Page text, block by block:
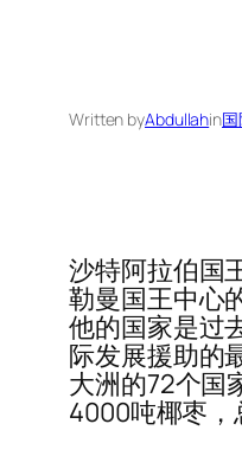
Written byAbdullahin
沙特阿拉伯国
勒曼国王中心
他的国家是过
际发展援助的
大洲的72个国
4000吨椰枣，